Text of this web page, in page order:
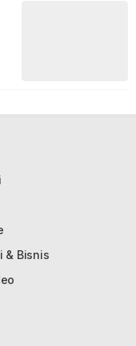
& Bisnis